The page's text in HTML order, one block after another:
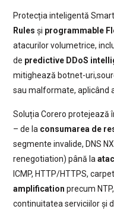
Protecția inteligentă
Rules și programmable
atacurilor volumetrice,
de predictive DDoS
mitighează botnet-
sau malformate, aplicând
Soluția Corero protejează
– de la consumarea de
segmente invalide, DNS
renegotiation) până la
ICMP, HTTP/HTTPS,
amplification precum
continuitatea serviciilor și